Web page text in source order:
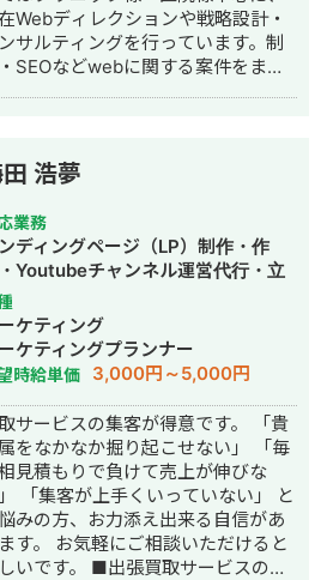
Webディレクションや戦略設計・
サルティングを行っています。制
SEOなどwebに関する案件をまる
、常にレスを早めに対応を心がけ
りまして24時間365日対応が可能
社は地域名＋施術で上
示が得意得意で、かなりの施術名
ックしています。 また、医療広告
ドライン、薬機法にも対応した知
あり安全性にも対応しておりま
系ビックワード
外→10位以内（半年） ・美容施術
ッグワード 2位 ・新規患者数PV
ヶ月で２倍 ・半年で新規患者数が
倍！
浩夢
業務
ディングページ（LP）制作・作
Youtubeチャンネル運営代行・立
げ・SEO対策・SNS運用代行・記
成代行・ライティング・ホームペ
制作・作成・リスティング広告運
行・オウンドメディア制作・構
運用代行
ケティング
ケティングプランナー
時給単価 3,000円～5,000円
サービスの集客が得意です。 「貴
をなかなか掘り起こせない」 「毎
見積もりで負けて売上が伸びな
「集客が上手くいっていない」 と
みの方、お力添え出来る自信があ
す。 お気軽にご相談いただけると
。 ■出張買取サービスの集